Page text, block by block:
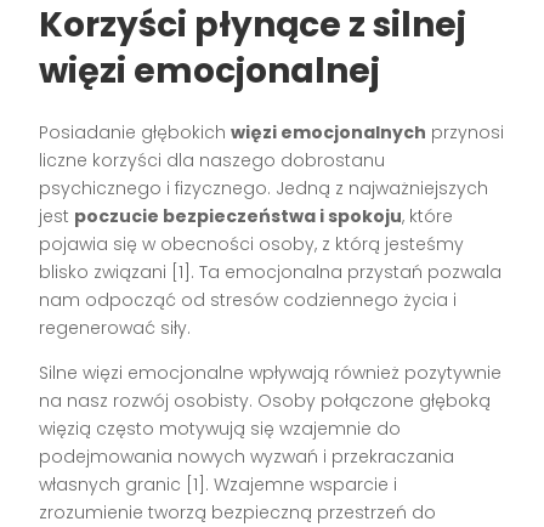
Korzyści płynące z silnej
więzi emocjonalnej
Posiadanie głębokichwięzi emocjonalnych przynosi
liczne korzyści dla naszego dobrostanu
psychicznego i fizycznego. Jedną z najważniejszych
jest poczucie bezpieczeństwa i spokoju, które
pojawia się w obecności osoby, z którą jesteśmy
blisko związani [1]. Ta emocjonalna przystań pozwala
nam odpocząć od stresów codziennego życia i
regenerować siły.
Silne więzi emocjonalne wpływają również pozytywnie
na nasz rozwój osobisty. Osoby połączone głęboką
więzią często motywują się wzajemnie do
podejmowania nowych wyzwań i przekraczania
własnych granic [1]. Wzajemne wsparcie i
zrozumienie tworzą bezpieczną przestrzeń do